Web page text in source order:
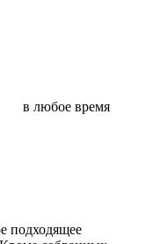
в любое время
подходящее